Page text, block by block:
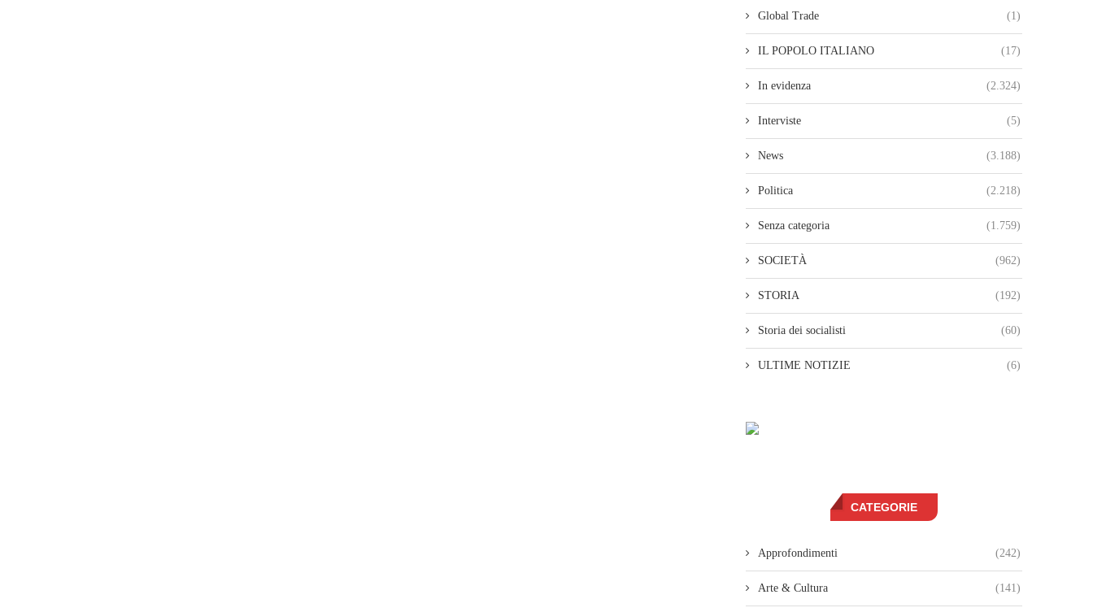
Global Trade (1)
IL POPOLO ITALIANO (17)
In evidenza (2.324)
Interviste (5)
News (3.188)
Politica (2.218)
Senza categoria (1.759)
SOCIETÀ (962)
STORIA (192)
Storia dei socialisti (60)
ULTIME NOTIZIE (6)
CATEGORIE
Approfondimenti (242)
Arte & Cultura (141)